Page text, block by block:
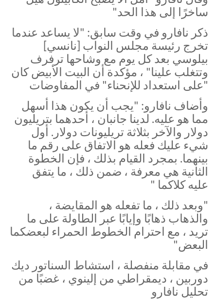
ساخرًا إلى هذا الحد"
ذكر نافارو في وقت سابق: "لا يساعد عندما
تخرج رئيسة مجلس النواب [نانسي]
بيلوسي بعد كل يوم مع وشاحها ترفرف
وتتغلب علينا" ، مؤكدة أن البيت الأبيض كان
"على استعداد للإنحناء" في المفاوضات
وأضاف نافارو: "يجب أن يكون هذا أسهل
مما هو عليه. لدينا جانبان ، أحدهما بتريليون
دولار والآخر بثلاثة تريليونات دولار. أول
شيء عليك فعله هو الاتفاق على رقم ما
بينهما. بمجرد القيام بذلك ، فإن الخطوة
الثانية هي معرفة ، ضمن ذلك ، ما يتفق
عليه كلاكما "
"وبعد ذلك ، ما تفعله هو المقايضة ،
والذهاب ذهابًا وإيابًا عبر الطاولة على ما
تريد ، مع احترام الخطوط الحمراء لبعضكما
البعض"
في مقابلة منفصلة ، استشاط السناتور ديك
دوربين ، ديمقراطي من إلينوي ، غضبًا من
تحليل نافارو